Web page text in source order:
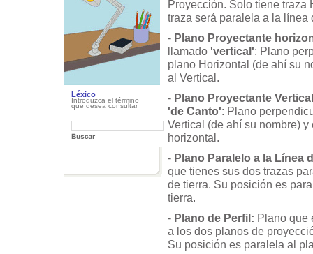
Léxico
Introduzca el término
que desea consultar
Proyección. Solo tiene traza
traza será paralela a la línea
- Plano Proyectante
llamado 'vertical': Plano
plano Horizontal (de ahí su
al Vertical.
- Plano Proyectante Vertical
'de Canto': Plano
Vertical (de ahí su nombre) y
horizontal.
- Plano Paralelo a la Línea
que tienes sus dos trazas
de tierra. Su posición es
tierra.
- Plano de Perfil: Plano que
a los dos planos de
Su posición es paralela al